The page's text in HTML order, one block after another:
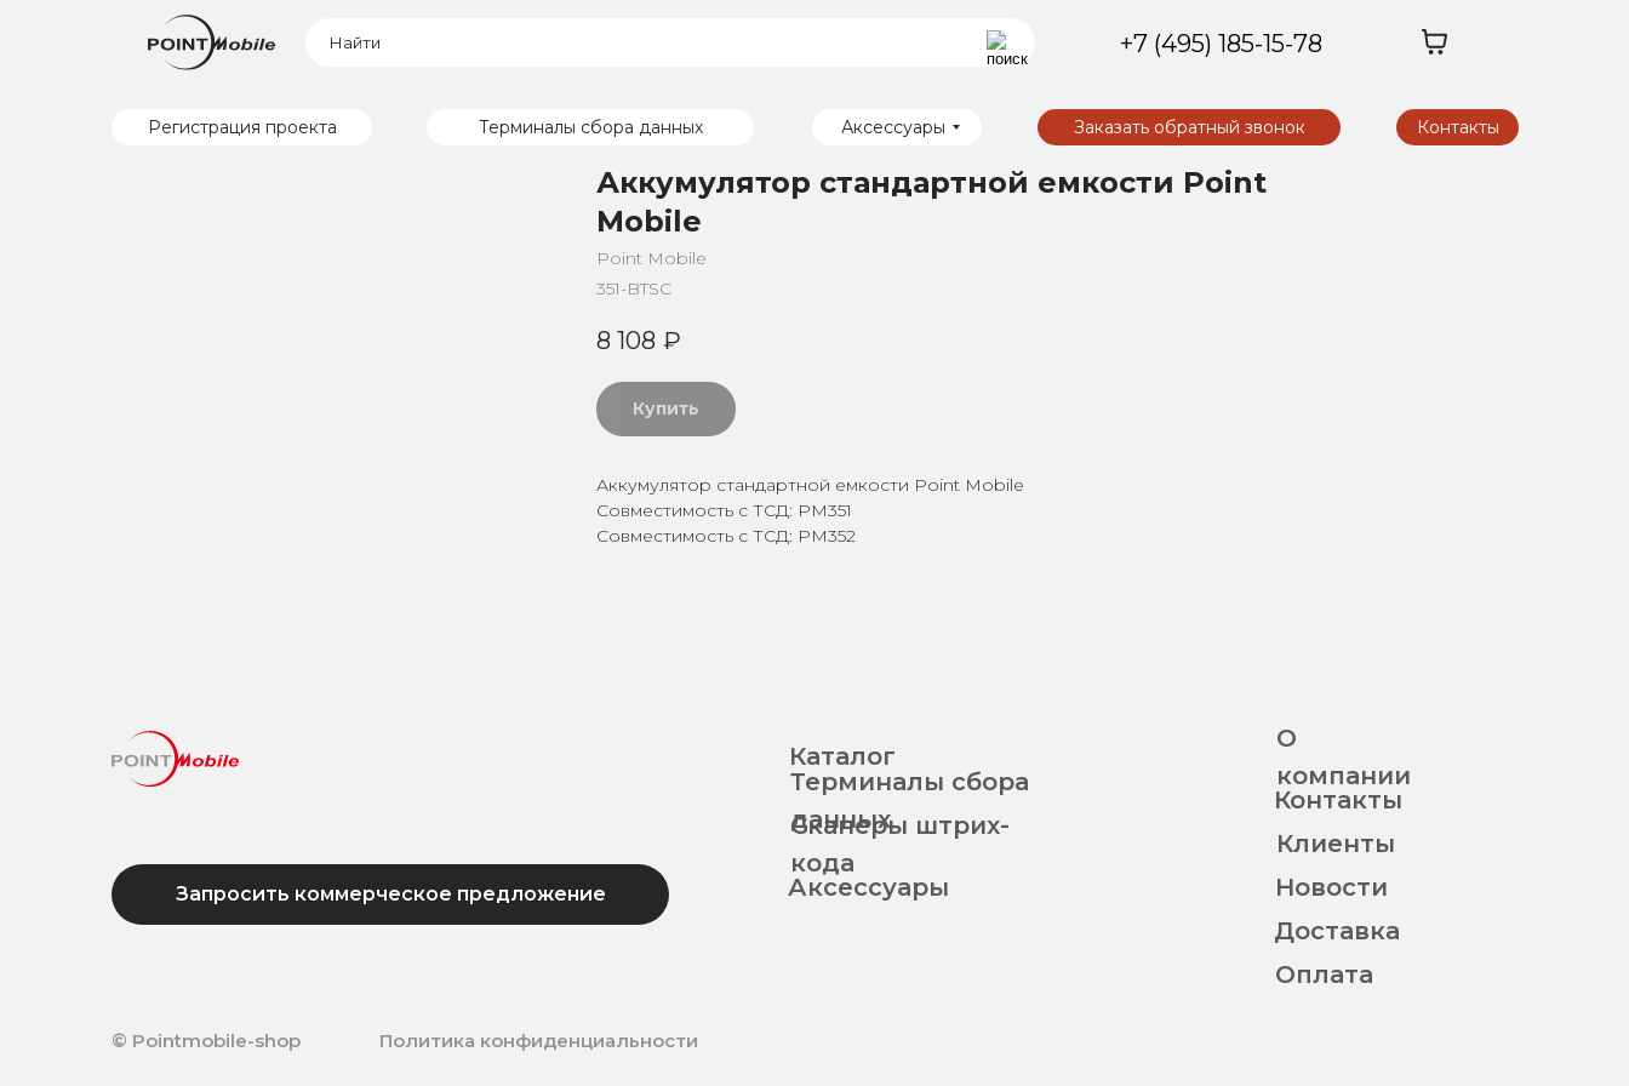
Регистрация проекта Аксессуары Заказать обратный звонок Контакты
Терминалы сбора данных
+7 (495) 185-15-78
Аккумулятор стандартной емкости Point
Mobile
Point Mobile
351-BTSC
8 108 ₽
Купить
Аккумулятор стандартной емкости Point Mobile
Совместимость с ТСД: PM351
Совместимость с ТСД: PM352
© Pointmobile-shop Политика конфиденциальности
Запросить коммерческое предложение
Каталог
Контакты
Новости
Оплата
Доставка
Клиенты
О
компании
Аксессуары
Терминалы сбора
данных
Сканеры штрих-
кода